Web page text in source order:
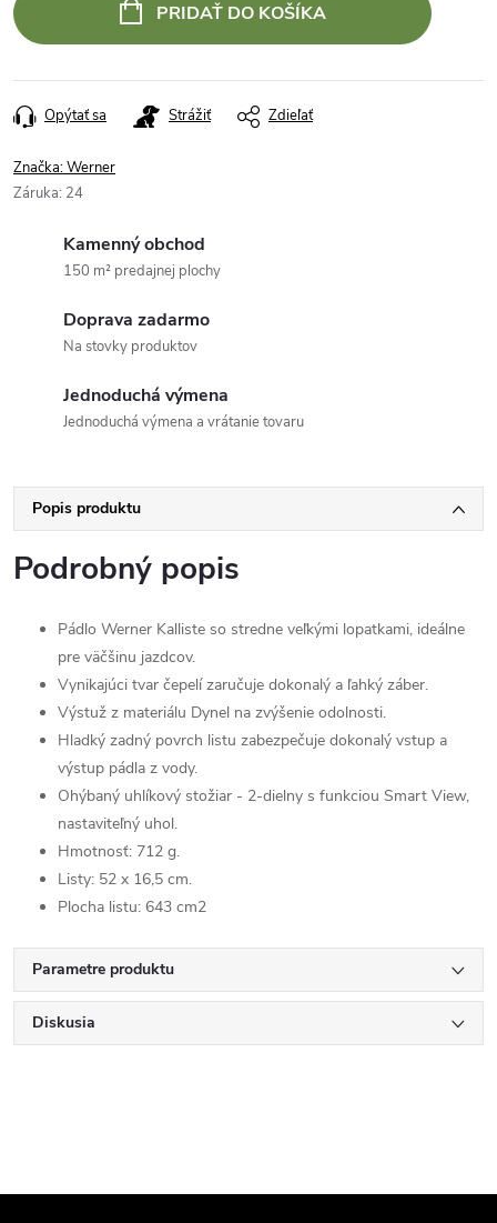
PRIDAŤ DO KOŠÍKA
Opýtať sa Strážiť Zdieľať
Značka:Werner
Záruka: 24
Kamenný obchod
150 m² predajnej plochy
Doprava zadarmo
Na stovky produktov
Jednoduchá výmena
Jednoduchá výmena a vrátanie tovaru
Popis produktu
Podrobný popis
Pádlo Werner Kalliste so stredne veľkými lopatkami, ideálne
pre väčšinu jazdcov.
Vynikajúci tvar čepelí zaručuje dokonalý a ľahký záber.
Výstuž z materiálu Dynel na zvýšenie odolnosti.
Hladký zadný povrch listu zabezpečuje dokonalý vstup a
výstup pádla z vody.
Ohýbaný uhlíkový stožiar - 2-dielny s funkciou Smart View,
nastaviteľný uhol.
Hmotnosť: 712 g.
Listy: 52 x 16,5 cm.
Plocha listu: 643 cm2
Parametre produktu
Diskusia